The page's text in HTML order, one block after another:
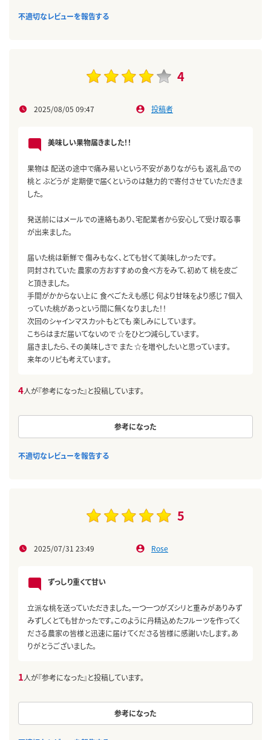
不適切なレビューを報告する
4
2025/08/05 09:47 投稿者
美味しい果物届きました！！
果物は 配送の途中で痛み易いという不安がありながらも 返礼品での
桃と ぶどうが 定期便で届くというのは魅力的で寄付させていただきま
した。
発送前にはメールでの連絡もあり、宅配業者から安心して受け取る事
が出来ました。
届いた桃は新鮮で 傷みもなく、とても甘くて美味しかったです。
同封されていた 農家の方おすすめの食べ方をみて、初めて 桃を皮ご
と頂きました。
手間がかからない上に 食べごたえも感じ 何より甘味をより感じ 7個入
っていた桃があっという間に無くなりました！！
次回のシャインマスカットもとても 楽しみにしています。
こちらはまだ届いてないので ☆をひとつ減らしています。
届きましたら、その美味しさで また ☆を増やしたいと思っています。
来年のリピも考えています。
4人が『参考になった』と投稿しています。
参考になった
不適切なレビューを報告する
5
2025/07/31 23:49 Rose
ずっしり重くて甘い
立派な桃を送っていただきました。一つ一つがズシリと重みがありみず
みずしくとても甘かったです。このように丹精込めたフルーツを作ってく
ださる農家の皆様と迅速に届けてくださる皆様に感謝いたします。あ
りがとうございました。
1人が『参考になった』と投稿しています。
参考になった